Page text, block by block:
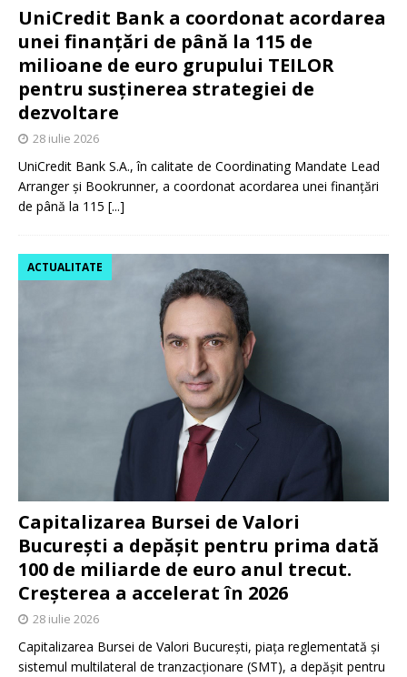
UniCredit Bank a coordonat acordarea
unei finanțări de până la 115 de
milioane de euro grupului TEILOR
pentru susținerea strategiei de
dezvoltare
28 iulie 2026
UniCredit Bank S.A., în calitate de Coordinating Mandate Lead
Arranger și Bookrunner, a coordonat acordarea unei finanțări
de până la 115 [...]
Capitalizarea Bursei de Valori
București a depășit pentru prima dată
100 de miliarde de euro anul trecut.
Creșterea a accelerat în 2026
ACTUALITATE
28 iulie 2026
Capitalizarea Bursei de Valori București, piața reglementată și
sistemul multilateral de tranzacționare (SMT), a depășit pentru